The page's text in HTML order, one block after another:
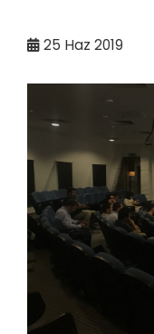
25 Haz 2019